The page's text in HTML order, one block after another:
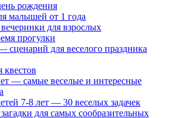
рождения
малышей от 1 года
для взрослых
прогулки
сценарий для веселого праздника
— самые веселые и интересные
7-8 лет — 30 веселых задачек
для самых сообразительных